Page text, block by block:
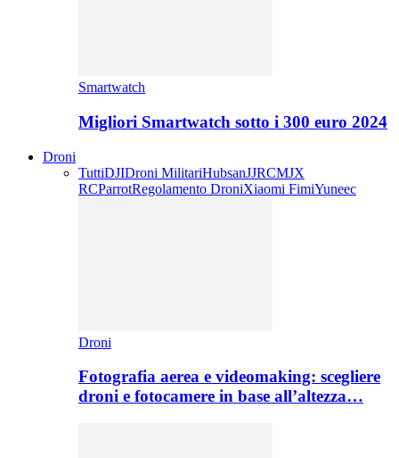
Smartwatch
Migliori Smartwatch sotto i 300 euro 2024
Droni
TuttiDJIDroni MilitariHubsanJJRCMJX
RCParrotRegolamento DroniXiaomi FimiYuneec
Droni
Fotografia aerea e videomaking: scegliere
droni e fotocamere in base all’altezza…